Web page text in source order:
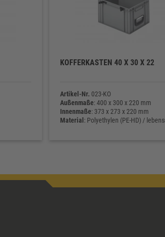
KOFFERKASTEN 40 X 30 X 22
Artikel-Nr. 023-KO
Außenmaße: 400 x 300 x 220 mm
Innenmaße: 373 x 273 x 220 mm
Material : Polyethylen (PE-HD) /